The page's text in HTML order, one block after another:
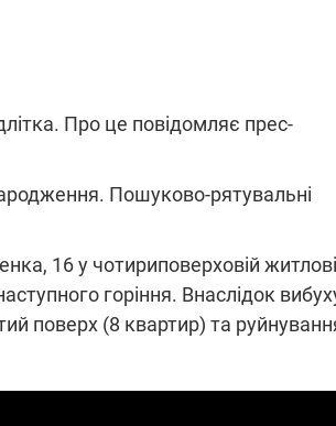
Про це повідомляє прес-
Пошуково-рятувальні
16 у чотириповерховій
горіння. Внаслідок
поверх (8 квартир) та
ПЛІВКИ МІНДІЧА: СПРАВА
ОБОРУДОК ДРУГА
Нова підозра у справі Міндіча:
взялося за колишнього
директора Енергоатому
З колишнього віцепрем'єра
Чернишова зняли електронний